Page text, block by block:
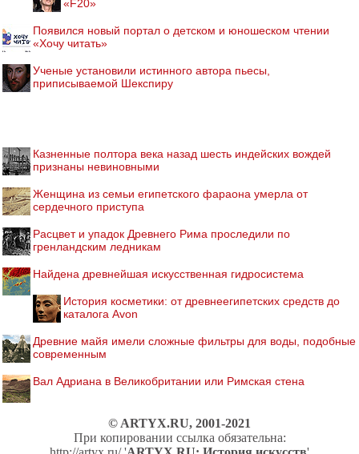
«F20»
Появился новый портал о детском и юношеском чтении
«Хочу читать»
Ученые установили истинного автора пьесы,
приписываемой Шекспиру
Казненные полтора века назад шесть индейских вождей
признаны невиновными
Женщина из семьи египетского фараона умерла от
сердечного приступа
Расцвет и упадок Древнего Рима проследили по
гренландским ледникам
Найдена древнейшая искусственная гидросистема
История косметики: от древнеегипетских средств до
каталога Avon
Древние майя имели сложные фильтры для воды, подобные
современным
Вал Адриана в Великобритании или Римская стена
© ARTYX.RU, 2001-2021
При копировании ссылка обязательна: